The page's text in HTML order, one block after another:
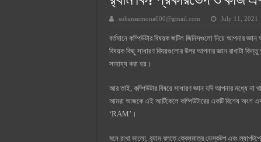
সুপারক্রিট সিমেন্ট দাম ২০২৫
জুডিশিয়াল ম্যাজিস্ট্রেট কি?
ওয়ালটন মোবাইল কিস্তিতে কেনার
জেনে নিন, বর্তমানে মোবাইল ঘড়ি
sohansumona000@gmail.com July 11, 2021
বর্তমানে কম্পিউটার বিষয়ক জটিল জিনিসগুলো নিয়ে আপনার
বিষয়ক কিছু সাধারণ বিষয়গুলোর উপর আপনার জ্ঞান রাখাটা
সাহায্য করা হয়।
আর তাই, কম্পিউটার বিষয়ে সাধারণ জ্ঞান যদি আপনার মধ্যে না
আমরা আজকে এই আর্টিকেলে কম্পিউটারের একটি বিশেষ অংশ
‘RAM’।
মনে রাখা ভালো, র‍্যাম বলতে কেবলমাত্র ডেস্কটপ এবং